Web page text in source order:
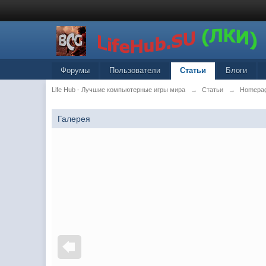
Форумы Пользователи Статьи Блоги
Life Hub - Лучшие компьютерные игры мира → Статьи →
Галерея